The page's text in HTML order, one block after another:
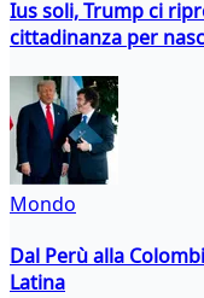
Ius soli, Trump ci
cittadinanza per
Mondo
Dal Perù alla
Latina